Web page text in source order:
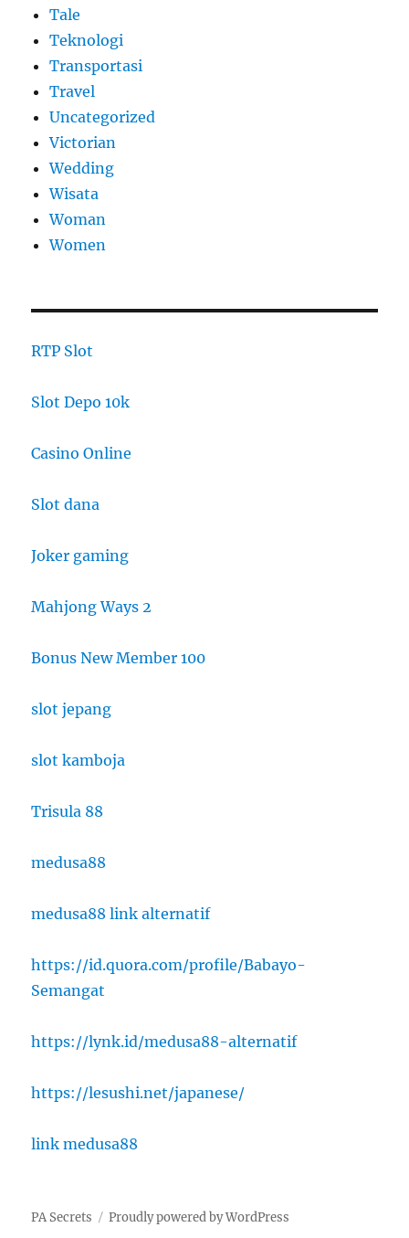
Tale
Teknologi
Transportasi
Travel
Uncategorized
Victorian
Wedding
Wisata
Woman
Women
RTP Slot
Slot Depo 10k
Casino Online
Slot dana
Joker gaming
Mahjong Ways 2
Bonus New Member 100
slot jepang
slot kamboja
Trisula 88
medusa88
medusa88 link alternatif
https://id.quora.com/profile/Babayo-
Semangat
https://lynk.id/medusa88-alternatif
https://lesushi.net/japanese/
link medusa88
PA Secrets Proudly powered by WordPress